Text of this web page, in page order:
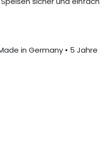
in Germany • 5 Jahre